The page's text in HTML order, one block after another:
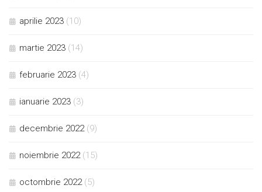
aprilie 2023 (10)
martie 2023 (14)
februarie 2023 (4)
ianuarie 2023 (3)
decembrie 2022 (9)
noiembrie 2022 (15)
octombrie 2022 (5)